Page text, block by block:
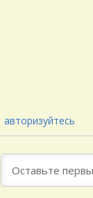
авторизуйтесь